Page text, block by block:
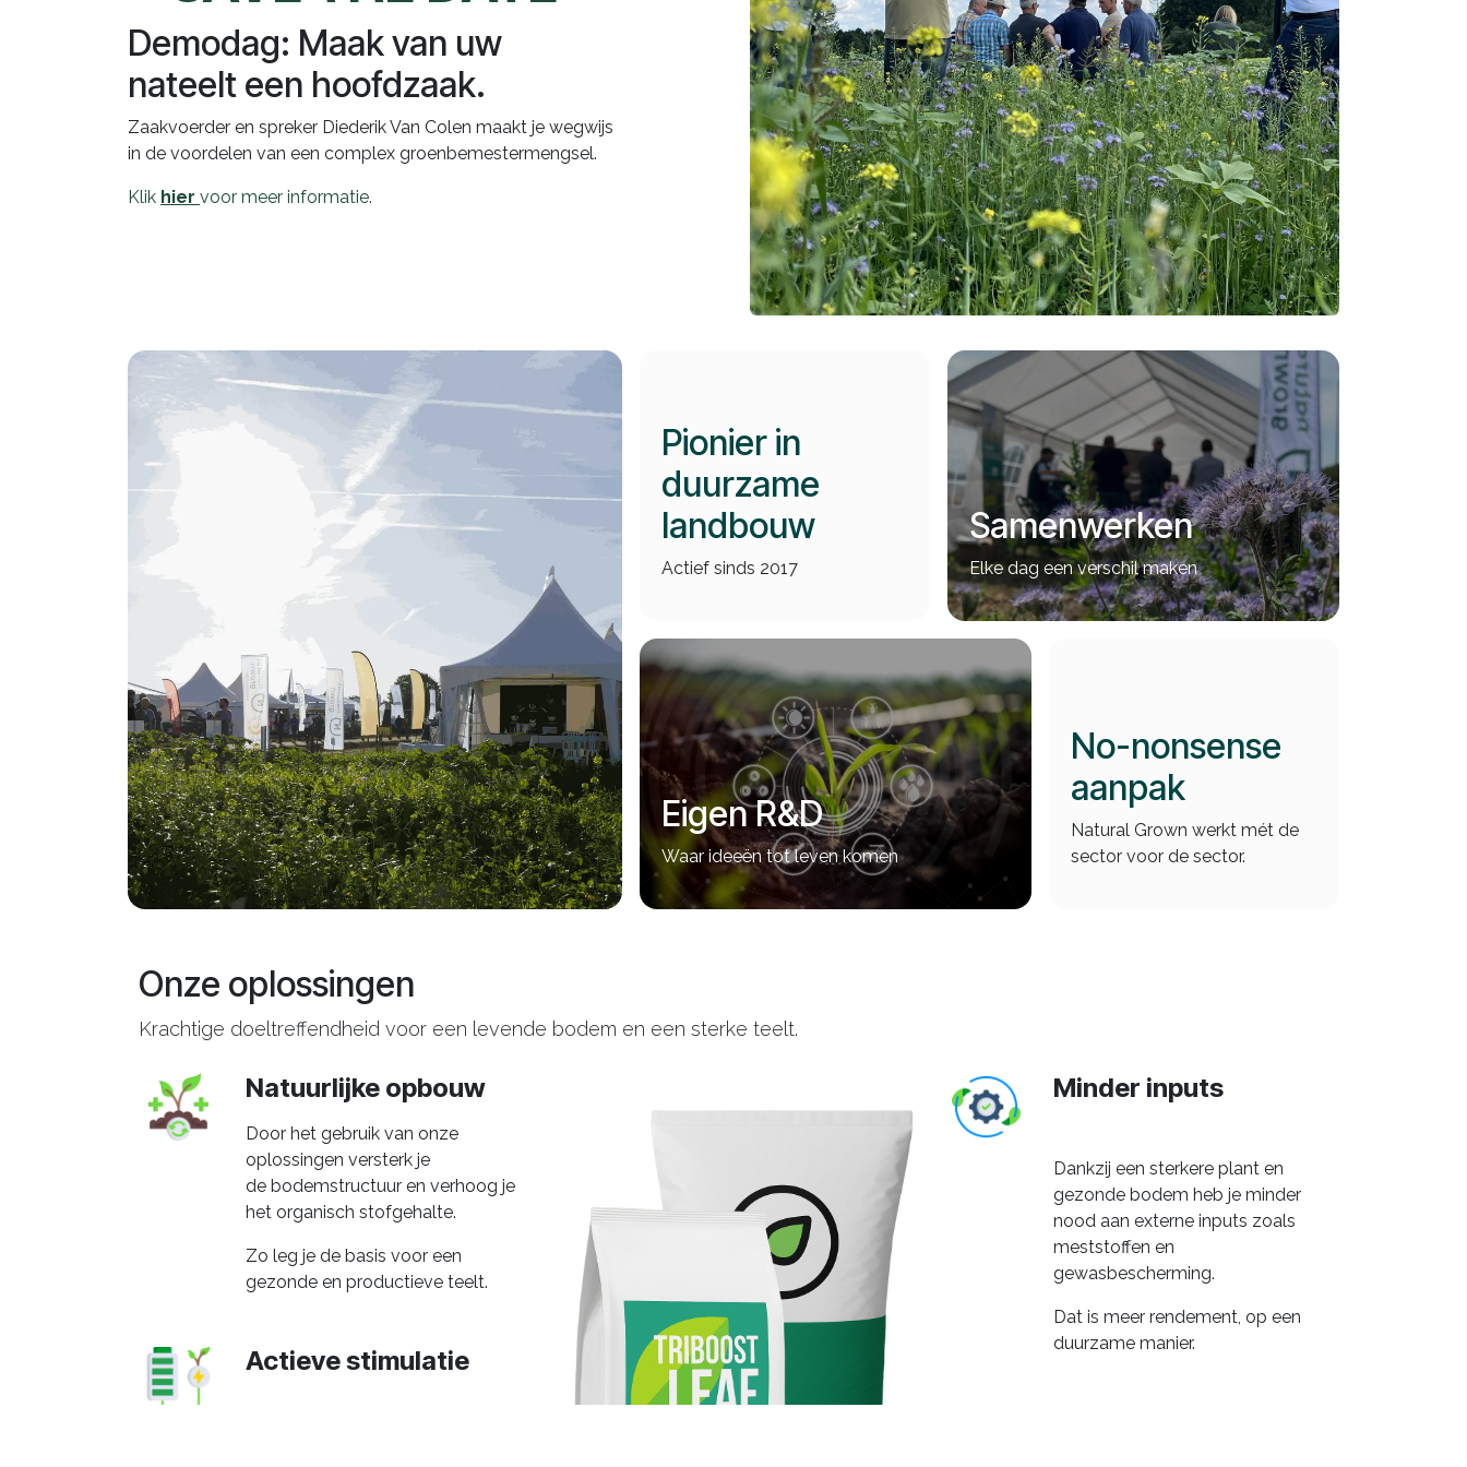
Demodag: Maak van uw
nateelt een hoofdzaak.
Zaakvoerder en spreker Diederik Van Colen maakt je wegwijs
in de voordelen van een complex groenbemestermengsel.
Klik hier voor meer informatie.
Pionier in
duurzame
landbouw
Actief sinds 2017
Samenwerken
Elke dag een verschil maken
Eigen R&D
Waar ideeën tot leven komen
No-nonsense
aanpak
Natural Grown werkt mét de
sector voor de sector.
Onze oplossingen
Krachtige doeltreffendheid voor een levende bodem en een sterke teelt.
Natuurlijke opbouw
Door het gebruik van onze
oplossingen versterk je
de bodemstructuur en verhoog je
het organisch stofgehalte.
Zo leg je de basis voor een
gezonde en productieve teelt.
Minder inputs
Dankzij een sterkere plant en
gezonde bodem heb je minder
nood aan externe inputs zoals
meststoffen en
gewasbescherming.
Dat is meer rendement, op een
duurzame manier.
Actieve stimulatie